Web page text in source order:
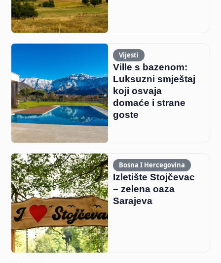
Vijesti
Ville s bazenom:
Luksuzni smještaj
koji osvaja
domaće i strane
goste
Bosna I Hercegovina
Izletište Stojčevac
– zelena oaza
Sarajeva